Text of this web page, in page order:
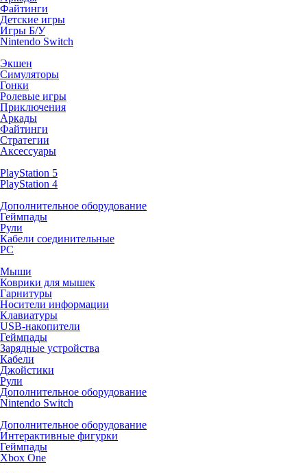
Файтинги
Детские игры
Игры Б/У
Nintendo Switch
Экшен
Симуляторы
Гонки
Ролевые игры
Приключения
Аркады
Файтинги
Стратегии
Аксессуары
PlayStation 5
PlayStation 4
Дополнительное оборудование
Геймпады
Рули
Кабели соединительные
PC
Мыши
Коврики для мышек
Гарнитуры
Носители информации
Клавиатуры
USB-накопители
Геймпады
Зарядные устройства
Кабели
Джойстики
Рули
Дополнительное оборудование
Nintendo Switch
Дополнительное оборудование
Интерактивные фигурки
Геймпады
Xbox One